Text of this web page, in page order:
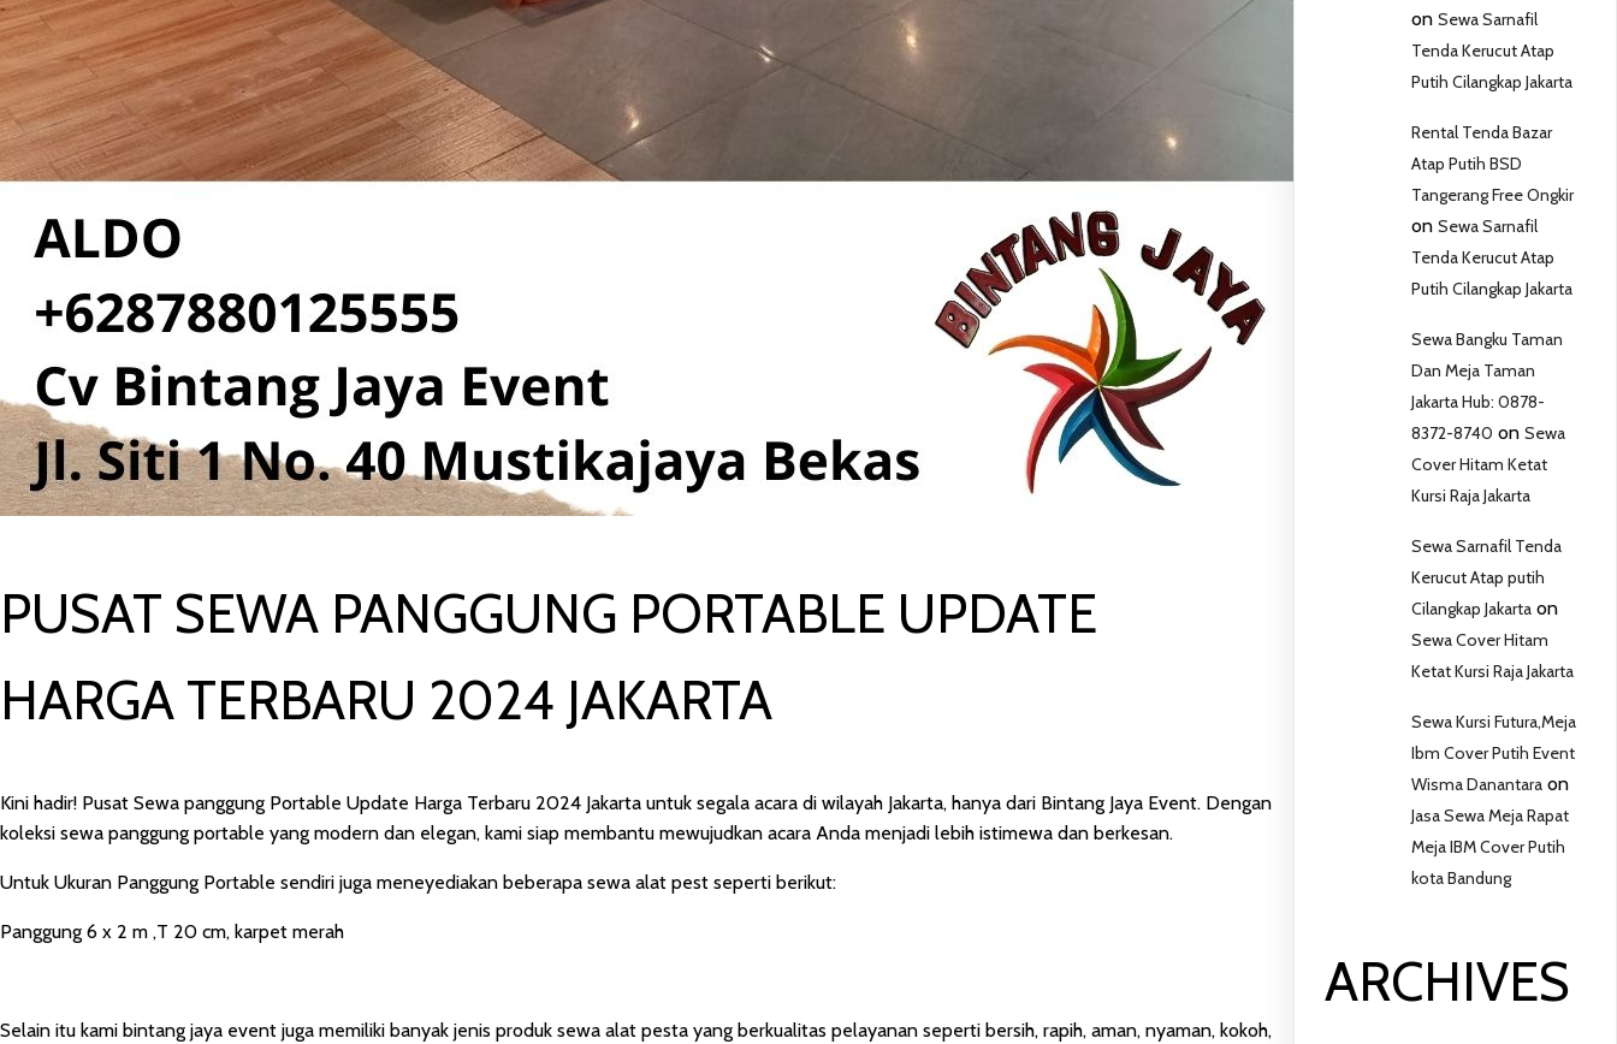
PUSAT SEWA PANGGUNG PORTABLE UPDATE
HARGA TERBARU 2024 JAKARTA
Kini hadir! Pusat Sewa panggung Portable Update Harga Terbaru 2024 Jakarta untuk segala acara di wilayah Jakarta, hanya dari Bintang Jaya Event. Dengan
koleksi sewa panggung portable yang modern dan elegan, kami siap membantu mewujudkan acara Anda menjadi lebih istimewa dan berkesan.
Untuk Ukuran Panggung Portable sendiri juga meneyediakan beberapa sewa alat pest seperti berikut:
Panggung 6 x 2 m ,T 20 cm, karpet merah
Selain itu kami bintang jaya event juga memiliki banyak jenis produk sewa alat pesta yang berkualitas pelayanan seperti bersih, rapih, aman, nyaman, kokoh,
onSewa Sarnafil
Tenda Kerucut Atap
Putih Cilangkap Jakarta
Rental Tenda Bazar
Atap Putih BSD
Tangerang Free Ongkir
onSewa Sarnafil
Tenda Kerucut Atap
Putih Cilangkap Jakarta
Sewa Bangku Taman
Dan Meja Taman
Jakarta Hub: 0878-
8372-8740 onSewa
Cover Hitam Ketat
Kursi Raja Jakarta
Sewa Sarnafil Tenda
Kerucut Atap putih
Cilangkap Jakarta on
Sewa Cover Hitam
Ketat Kursi Raja Jakarta
Sewa Kursi Futura,Meja
Ibm Cover Putih Event
Wisma Danantara on
Jasa Sewa Meja Rapat
Meja IBM Cover Putih
kota Bandung
ARCHIVES